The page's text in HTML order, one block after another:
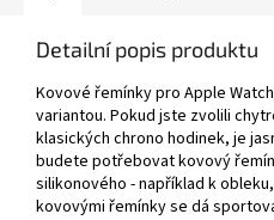
Detailní popis produktu
Kovové řemínky pro Apple
variantou. Pokud jste zvolili
klasických chrono hodinek, je
budete potřebovat kovový
silikonového - například k
kovovými řemínky se dá